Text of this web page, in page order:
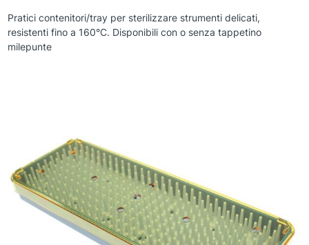
Pratici contenitori/tray per sterilizzare strumenti delicati,
resistenti fino a 160°C. Disponibili con o senza tappetino
milepunte